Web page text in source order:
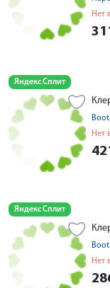
Нет
Яндекс Сплит
Нет
Яндекс Сплит
Нет